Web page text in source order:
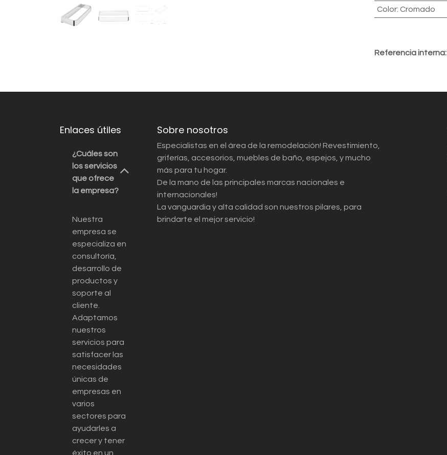
Color: Cromado
Referencia interna:
Enlaces útiles
¿Cuáles son
los servicios
que ofrece
la empresa?
Nuestra
empresa se
especializa en
consultoría,
desarrollo de
productos y
soporte al
cliente.
Adaptamos
nuestros
servicios para
satisfacer las
necesidades
únicas de
empresas en
varios
sectores para
ayudarles a
crecer y tener
éxito en un
Sobre nosotros
Especialistas en el área de la remodelación! Revestimiento,
griferías, accesorios, muebles de baño, espejos, y mucho
más para tu hogar.
De la mano de las principales marcas nacionales e
internacionales!
La vanguardia y alta calidad son nuestros pilares, para
brindarte el mejor servicio!